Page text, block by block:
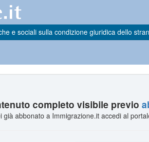
e sociali sulla condizione giuridica dello
completo visibile previo
già abbonato a Immigrazione.it accedi al